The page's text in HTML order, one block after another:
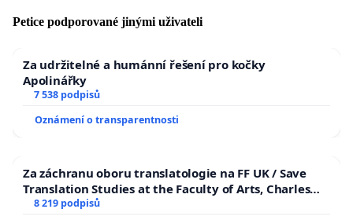
Petice podporované jinými uživateli
Za udržitelné a humánní řešení pro kočky
Apolinářky
7 538 podpisů
Oznámení o transparentnosti
Za záchranu oboru translatologie na FF UK / Save
Translation Studies at the Faculty of Arts, Charles
University
8 219 podpisů